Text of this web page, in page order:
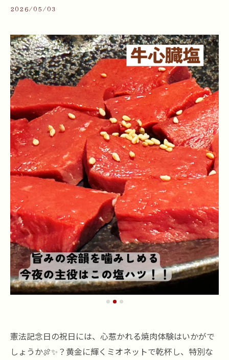
2026/05/03
憲法記念日の祝日には、心惹かれる焼肉体験はいかがで
しょうか🍖✨？黄金に輝くミオネットで乾杯し、特別な